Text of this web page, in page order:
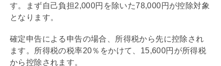
す。まず自己負担2,000円を除いた78,000円が控除対象
となります。
確定申告による申告の場合、所得税から先に控除され
ます。所得税の税率20％をかけて、15,600円が所得税
から控除されます。